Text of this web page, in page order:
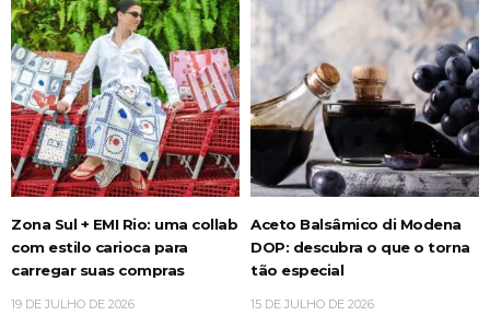
Zona Sul + EMI Rio: uma collab
com estilo carioca para
carregar suas compras
19 DE JULHO DE 2026
Aceto Balsâmico di Modena
DOP: descubra o que o torna
tão especial
15 DE JULHO DE 2026